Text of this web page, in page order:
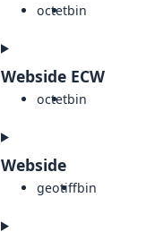
octetbin
Webside ECW
octetbin
Webside
geotiffbin